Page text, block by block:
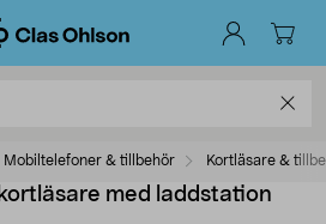
Mobiltelefoner & tillbehör Kortläsare &
med laddstation